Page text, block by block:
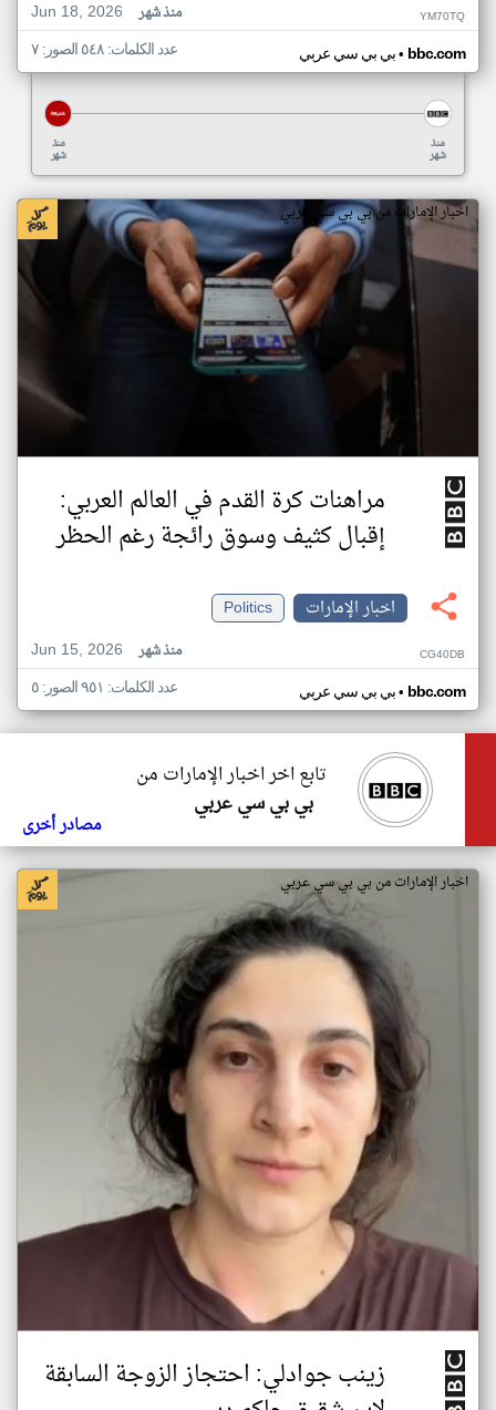
Jun 18, 2026 منذ شهر YM70TQ
بي بي سي عربي• bbc.com عدد الكلمات: ٥٤٨ الصور: ٧
منذ
شهر
منذ
شهر
اخبار الإمارات من بي بي سي عربي
مراهنات كرة القدم في العالم العربي:
إقبال كثيف وسوق رائجة رغم الحظر
اخبار الإمارات
Politics
Jun 15, 2026
منذ شهر CG40DB
بي بي سي عربي• bbc.com عدد الكلمات: ٩٥١ الصور: ٥
تابع اخر اخبار الإمارات من
بي بي سي عربي
مصادر أخرى
اخبار الإمارات من بي بي سي عربي
زينب جوادلي: احتجاز الزوجة السابقة